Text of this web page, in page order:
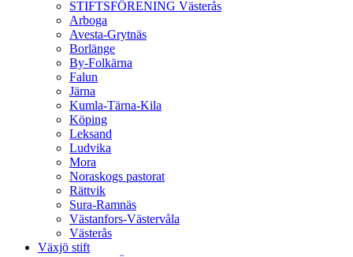
STIFTSFÖRENING Västerås
Arboga
Avesta-Grytnäs
Borlänge
By-Folkärna
Falun
Järna
Kumla-Tärna-Kila
Köping
Leksand
Ludvika
Mora
Noraskogs pastorat
Rättvik
Sura-Ramnäs
Västanfors-Västervåla
Västerås
Växjö stift